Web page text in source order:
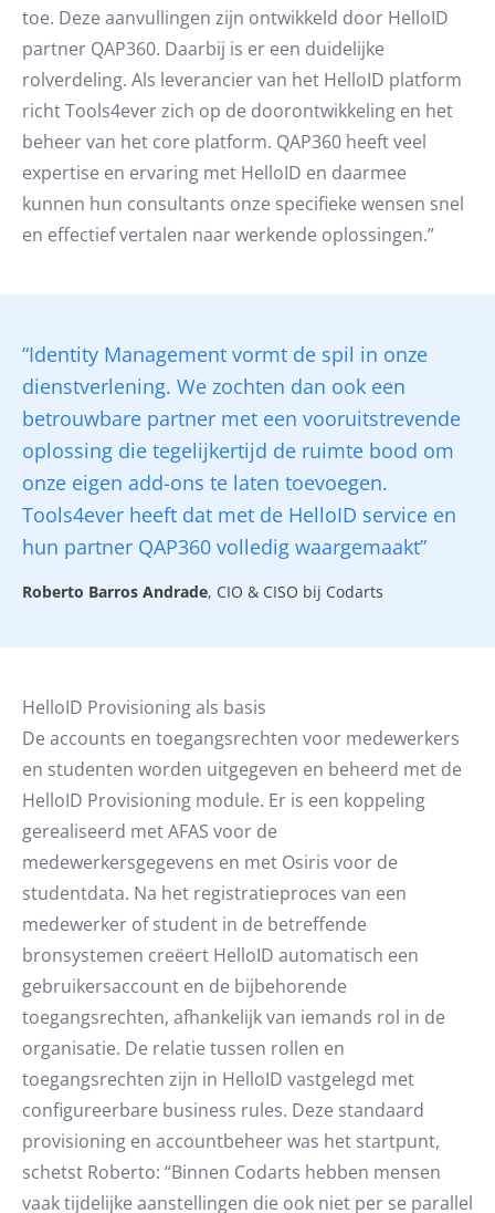
toe. Deze aanvullingen zijn ontwikkeld door HelloID
partner QAP360. Daarbij is er een duidelijke
rolverdeling. Als leverancier van het HelloID platform
richt Tools4ever zich op de doorontwikkeling en het
beheer van het core platform. QAP360 heeft veel
expertise en ervaring met HelloID en daarmee
kunnen hun consultants onze specifieke wensen snel
en effectief vertalen naar werkende oplossingen.”
“Identity Management vormt de spil in onze
dienstverlening. We zochten dan ook een
betrouwbare partner met een vooruitstrevende
oplossing die tegelijkertijd de ruimte bood om
onze eigen add-ons te laten toevoegen.
Tools4ever heeft dat met de HelloID service en
hun partner QAP360 volledig waargemaakt”
Roberto Barros Andrade, CIO & CISO bij Codarts
HelloID Provisioning als basis
De accounts en toegangsrechten voor medewerkers
en studenten worden uitgegeven en beheerd met de
HelloID Provisioning module. Er is een koppeling
gerealiseerd met AFAS voor de
medewerkersgegevens en met Osiris voor de
studentdata. Na het registratieproces van een
medewerker of student in de betreffende
bronsystemen creëert HelloID automatisch een
gebruikersaccount en de bijbehorende
toegangsrechten, afhankelijk van iemands rol in de
organisatie. De relatie tussen rollen en
toegangsrechten zijn in HelloID vastgelegd met
configureerbare business rules. Deze standaard
provisioning en accountbeheer was het startpunt,
schetst Roberto: “Binnen Codarts hebben mensen
vaak tijdelijke aanstellingen die ook niet per se parallel